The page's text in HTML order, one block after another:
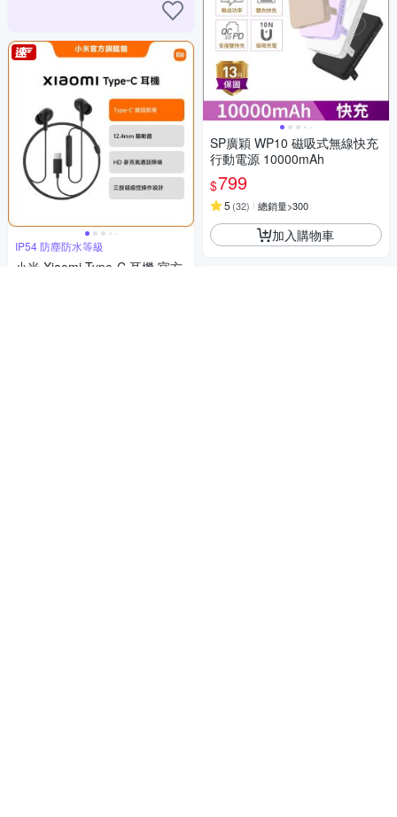
IP54 防塵防水等級
小米 Xiaomi Type-C 耳機 官方
SP廣穎 WP10 磁吸式無線快充
行動電源 10000mAh
$799
5 (32) 總銷量>300
加入購物車